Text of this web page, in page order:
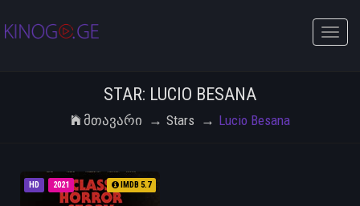
Toggle
STAR: LUCIO BESANA
Მთავარი Stars Lucio Besana
HD 2021 IMDB 5.7